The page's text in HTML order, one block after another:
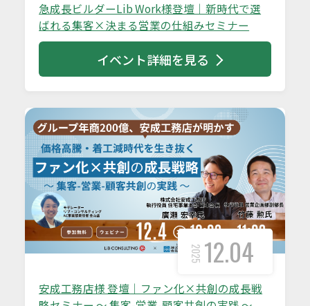
急成長ビルダーLib Work様登壇｜新時代で選
ばれる集客×決まる営業の仕組みセミナー
イベント詳細を見る
2025 12.04
安成工務店様 登壇｜ファン化×共創の成長戦